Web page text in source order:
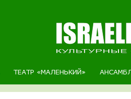
ТЕАТР «МАЛЕНЬКИЙ»